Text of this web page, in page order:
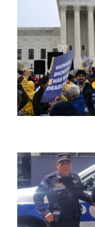
César Ríos: fallo
“duro golpe” para